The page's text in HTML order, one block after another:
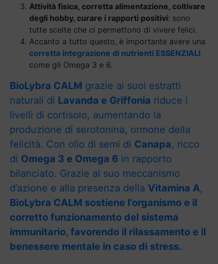
Attività fisica, corretta alimentazione, coltivare
degli hobby, curare i rapporti positivi: sono
tutte scelte che ci permettono di vivere felici.
Accanto a tutto questo, è importante avere una
corretta integrazione di nutrienti ESSENZIALI
come gli Omega 3 e 6.
BioLybra CALM grazie ai suoi estratti
naturali di Lavanda e Griffonia riduce i
livelli di cortisolo, aumentando la
produzione di serotonina, ormone della
felicità. Con olio di semi di Canapa, ricco
di Omega 3 e Omega 6 in rapporto
bilanciato. Grazie al suo meccanismo
d’azione e alla presenza della Vitamina A,
BioLybra CALM sostiene l’organismo e il
corretto funzionamento del sistema
immunitario, favorendo il rilassamento e il
benessere mentale in caso di stress.